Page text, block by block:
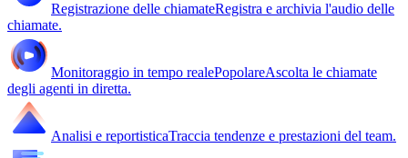
Registrazione delle chiamateRegistra e archivia l'audio delle
chiamate.
Monitoraggio in tempo realePopolareAscolta le chiamate
degli agenti in diretta.
Analisi e reportisticaTraccia tendenze e prestazioni del team.